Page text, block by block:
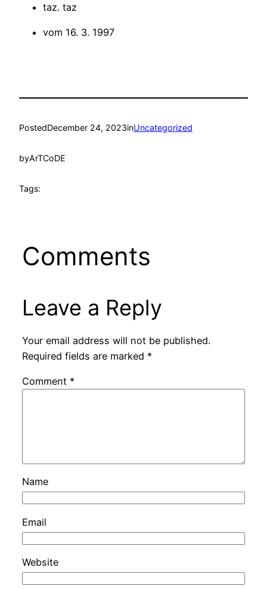
taz. taz
vom 16. 3. 1997
PostedDecember 24, 2023inUncategorized
byArTCoDE
Tags:
Comments
Leave a Reply
Your email address will not be published.
Required fields are marked *
Comment *
Name
Email
Website